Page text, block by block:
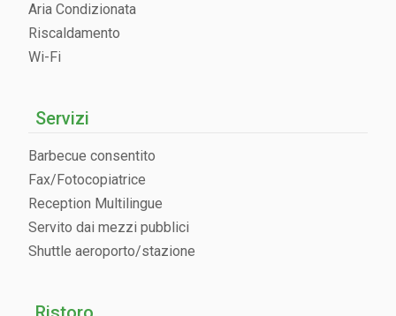
Aria Condizionata
Riscaldamento
Wi-Fi
Servizi
Barbecue consentito
Fax/Fotocopiatrice
Reception Multilingue
Servito dai mezzi pubblici
Shuttle aeroporto/stazione